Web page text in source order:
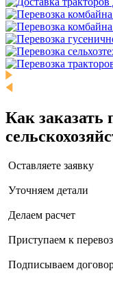
Как заказать
Оставляете заявку
Уточняем детали
Делаем расчет
Приступаем к
Подписываем